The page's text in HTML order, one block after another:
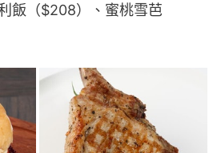
飯（$208）、蜜桃雪芭